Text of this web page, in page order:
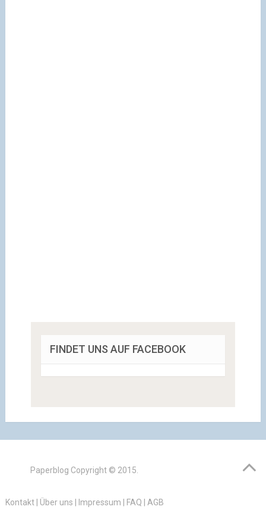
FINDET UNS AUF FACEBOOK
Paperblog Copyright © 2015.
Kontakt| Über uns Impressum FAQ AGB